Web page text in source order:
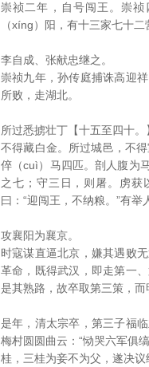
崇祯二年，自号闯王。崇
（xíng）阳，有十三家七十二
李自成、张献忠继之。
崇祯九年，孙传庭捕诛高迎
所败，走湖北。
所过悉掳壮丁【十五至四十。
不得藏白金。所过城邑，不
倅（cuì）马四匹。剖人腹为
之七；守三日，则屠。虏获
曰：“迎闯王，不纳粮。”有举
攻襄阳为襄京。
时寇谋直逼北京，嫌其遇败
革命，既得武汉，即走第一
是其熟路，故卒取第三策，而
是年，清太宗卒，第三子福
梅村圆圆曲云：“恸哭六军俱
桂，三桂为妾不为父，遂决议